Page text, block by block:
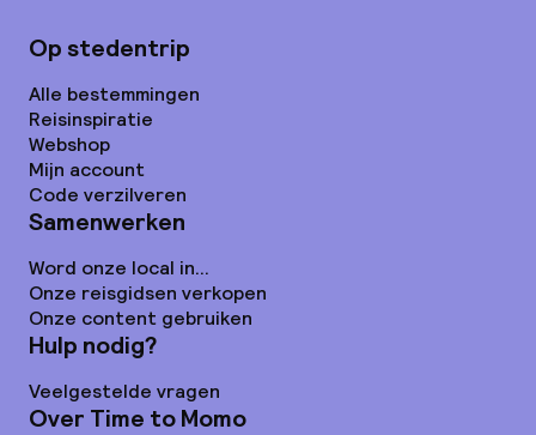
Op stedentrip
Alle bestemmingen
Reisinspiratie
Webshop
Mijn account
Code verzilveren
Samenwerken
Word onze local in...
Onze reisgidsen verkopen
Onze content gebruiken
Hulp nodig?
Veelgestelde vragen
Over Time to Momo